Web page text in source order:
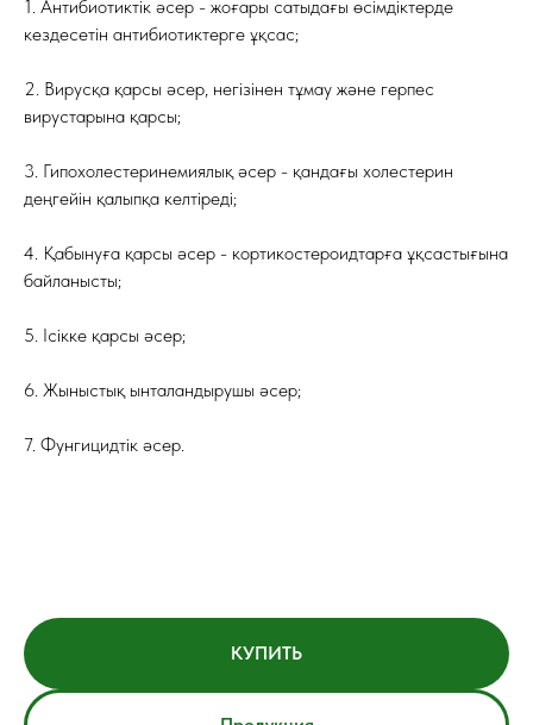
1. Антибиотиктік әсер - жоғары сатыдағы өсімдіктерде
кездесетін антибиотиктерге ұқсас;
2. Вирусқа қарсы әсер, негізінен тұмау және герпес
вирустарына қарсы;
3. Гипохолестеринемиялық әсер - қандағы холестерин
деңгейін қалыпқа келтіреді;
4. Қабынуға қарсы әсер - кортикостероидтарға ұқсастығына
байланысты;
5. Ісікке қарсы әсер;
6. Жыныстық ынталандырушы әсер;
7. Фунгицидтік әсер.
КУПИТЬ